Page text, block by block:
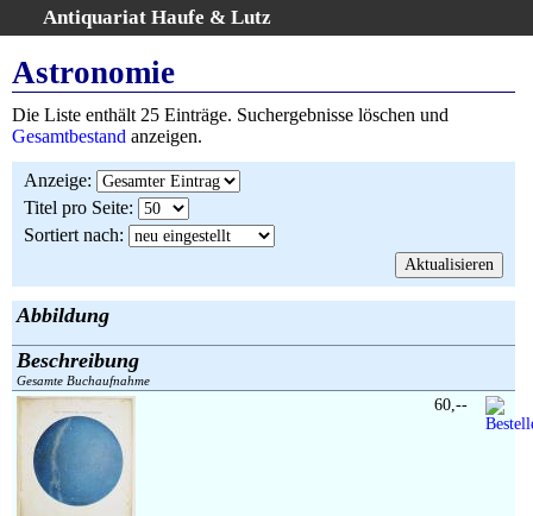
Antiquariat Haufe & Lutz
Home
Gesamtbestand
Kategorien
Schlagwörter
Suchergebnisse
AGB
Widerruf
Über uns
Aktuelle Kataloge
Kontakt
Ankauf
Links
Astronomie
Die Liste enthält 25 Einträge. Suchergebnisse löschen und
Gesamtbestand anzeigen.
Anzeige:
Titel pro Seite:
Sortiert nach:
Abbildung
Beschreibung
Gesamte Buchaufnahme
60,--